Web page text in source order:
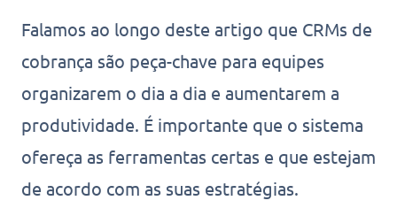
Falamos ao longo deste artigo que CRMs de
cobrança são peça-chave para equipes
organizarem o dia a dia e aumentarem a
produtividade. É importante que o sistema
ofereça as ferramentas certas e que estejam
de acordo com as suas estratégias.